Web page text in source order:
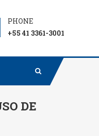
+55 41 3361-3001
DE